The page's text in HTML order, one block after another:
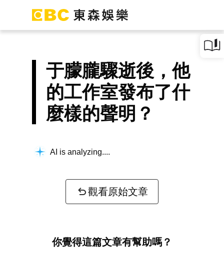
于朦朧驟逝後，他
的工作室發布了什
麼樣的聲明？
AI is analyzing...
觀看原始文章
你覺得這篇文章有幫助嗎？